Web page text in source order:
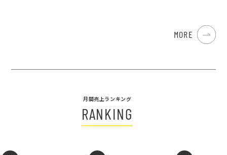
MORE
月間売上ランキング
RANKING